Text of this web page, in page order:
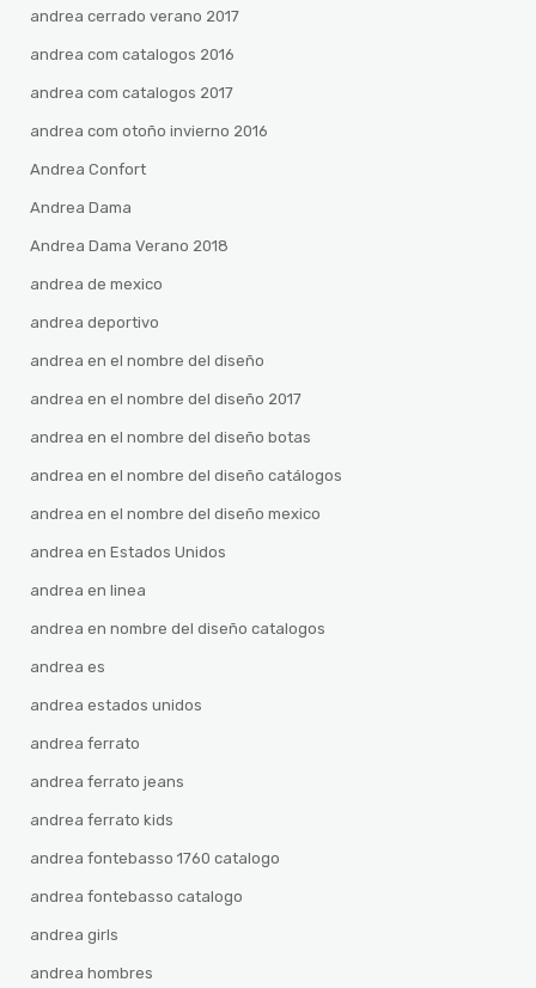
andrea cerrado verano 2017
andrea com catalogos 2016
andrea com catalogos 2017
andrea com otoño invierno 2016
Andrea Confort
Andrea Dama
Andrea Dama Verano 2018
andrea de mexico
andrea deportivo
andrea en el nombre del diseño
andrea en el nombre del diseño 2017
andrea en el nombre del diseño botas
andrea en el nombre del diseño catálogos
andrea en el nombre del diseño mexico
andrea en Estados Unidos
andrea en linea
andrea en nombre del diseño catalogos
andrea es
andrea estados unidos
andrea ferrato
andrea ferrato jeans
andrea ferrato kids
andrea fontebasso 1760 catalogo
andrea fontebasso catalogo
andrea girls
andrea hombres